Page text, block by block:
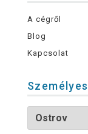
A cégről
Blog
Kapcsolat